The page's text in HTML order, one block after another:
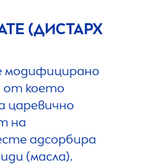
(ДИСТАРХ
от което
царевично
на
адсорбира
(масла).